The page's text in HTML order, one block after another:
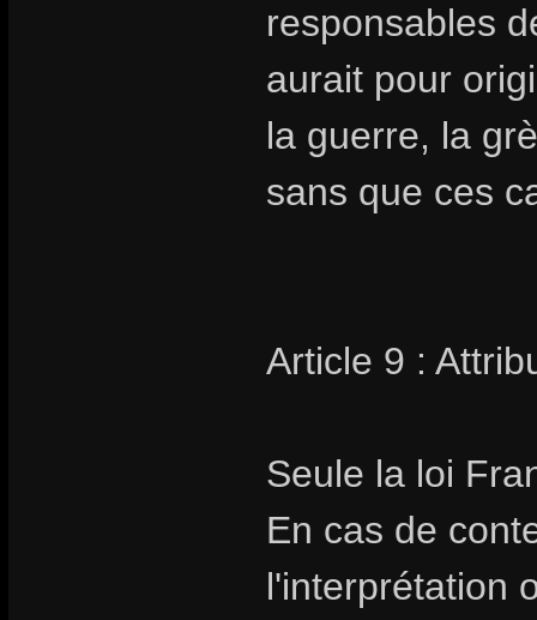
responsables
aurait pour
la guerre, la
sans que ces
Article 9 :
Seule la loi
En cas de
l'interprétation